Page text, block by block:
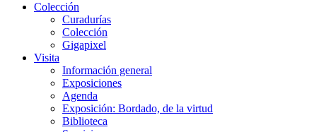
Colección
Curadurías
Colección
Gigapixel
Visita
Información general
Exposiciones
Agenda
Exposición: Bordado, de la virtud
Biblioteca